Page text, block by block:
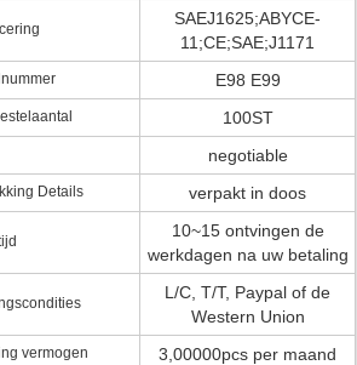
SAEJ1625;ABYCE-
11;CE;SAE;J1171
E98 E99
100ST
negotiable
Details verpakt in doos
10~15 ontvingen de
werkdagen na uw betaling
L/C, T/T, Paypal of de
Western Union
vermogen 3,00000pcs per maand